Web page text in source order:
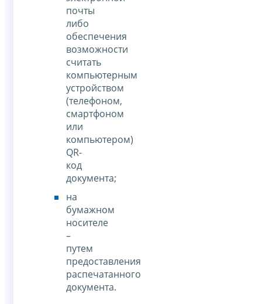
почты
либо
обеспечения
возможности
считать
компьютерным
устройством
(телефоном,
смартфоном
или
компьютером)
QR-
код
документа;
на
бумажном
носителе
–
путем
предоставления
распечатанного
документа.